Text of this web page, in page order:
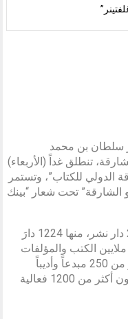
سلطان بن محمد
تنطلق غداً (الأربعاء)
الشارقة الدولي للكتاب”، وتستمر
الشارقة” تحت شعار “بينك
وتجمع دورة العام الجاري أكثر من 2350 دار نشر، منها 1224 دارَ
تقدم ملايين الكتب والمؤلفات
بمختلف لغات العالم، كما تستضيف أكثر من 250 مبدعاً وأديباً
ومفكراً من 66 دولة عربية وأجنبية يقدمون أكثر من 1200 فعالية